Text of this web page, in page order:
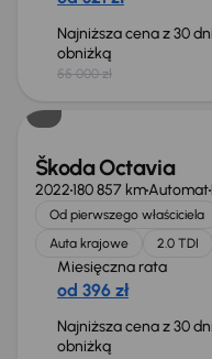
Najniższa cena z 30
obniżką
55 000 zł
Świeżo skupione
Škoda Octavia
2022180 857 kmAutomat
Od pierwszego właściciela
Auta krajowe
2.0 TDI
Miesięczna rata
od 396 zł
Najniższa cena z 30
obniżką